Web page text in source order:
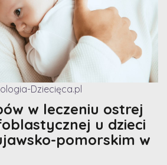
Dziecięca.pl
w leczeniu ostrej
u dzieci
pomorskim w